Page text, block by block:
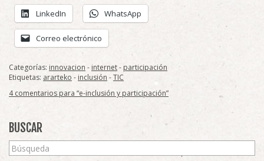
LinkedIn WhatsApp
Correo electrónico
Categorías: innovacion - internet- participación
Etiquetas: ararteko - inclusión -TIC
4 comentarios para “e-inclusión y participación”
BUSCAR